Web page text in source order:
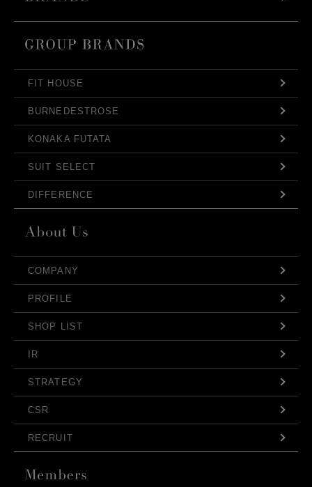
FIT HOUSE
BURNEDESTROSE
KONAKA FUTATA
SUIT SELECT
DIFFERENCE
COMPANY
PROFILE
SHOP LIST
IR
STRATEGY
CSR
RECRUIT